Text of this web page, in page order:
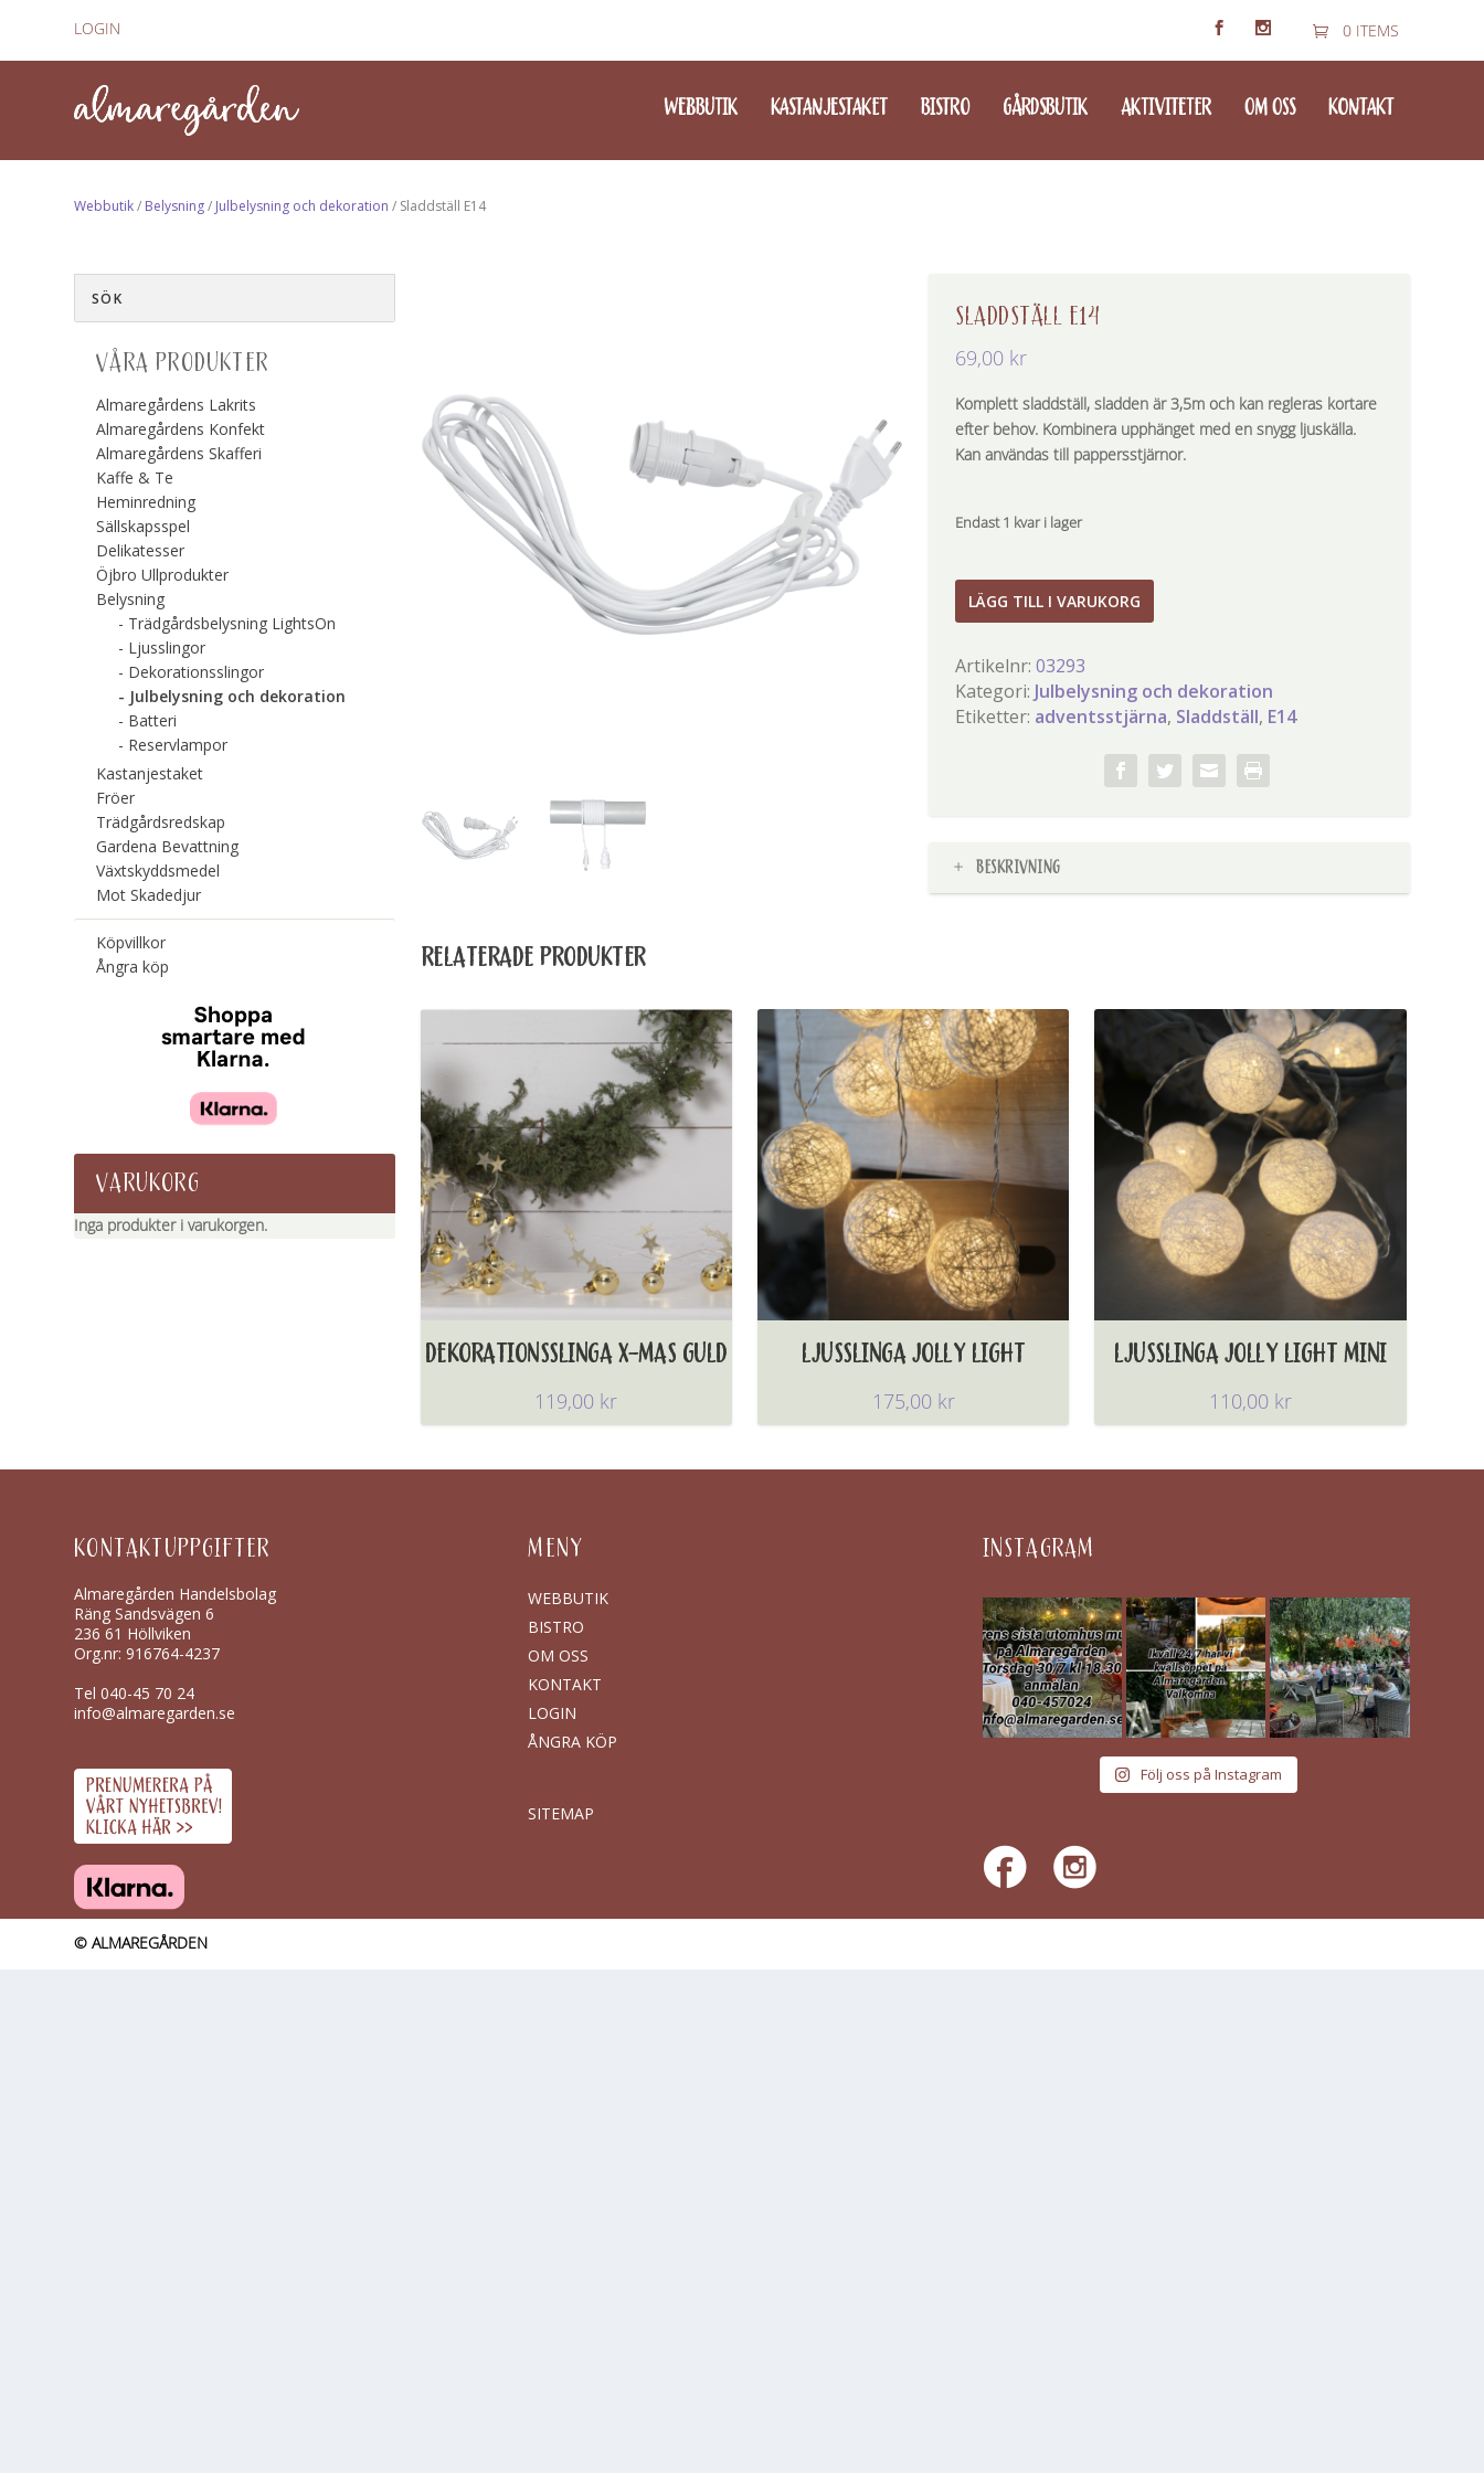
LOGIN 0 ITEMS
WEBBUTIK KASTANJESTAKET BISTRO GÅRDSBUTIK AKTIVITETER OM OSS KONTAKT
Webbutik/ Belysning/ Julbelysning och dekoration / Sladdställ E14
SLADDSTÄLL E14
69,00 kr
Komplett sladdställ, sladden är 3,5m och kan regleras kortare
efter behov. Kombinera upphänget med en snygg ljuskälla.
Kan användas till pappersstjärnor.
Endast 1 kvar i lager
Sladdställ
E14
LÄGG TILL I VARUKORG
Artikelnr:03293
Kategori: Julbelysning och dekoration
Etiketter: adventsstjärna, Sladdställ, E14
BESKRIVNING
RELATERADE PRODUKTER
DEKORATIONSSLINGA X-MAS GULD
119,00 kr
LJUSSLINGA JOLLY LIGHT
175,00 kr
LJUSSLINGA JOLLY LIGHT MINI
110,00 kr
VÅRA PRODUKTER
Almaregårdens Lakrits
Almaregårdens Konfekt
Almaregårdens Skafferi
Kaffe & Te
Heminredning
Sällskapsspel
Delikatesser
Öjbro Ullprodukter
Belysning
Trädgårdsbelysning LightsOn
Ljusslingor
Dekorationsslingor
Julbelysning och dekoration
Batteri
Reservlampor
Kastanjestaket
Fröer
Trädgårdsredskap
Gardena Bevattning
Växtskyddsmedel
Mot Skadedjur
Köpvillkor
Ångra köp
VARUKORG
Inga produkter i varukorgen.
KONTAKTUPPGIFTER
Almaregården Handelsbolag
Räng Sandsvägen 6
236 61 Höllviken
Org.nr: 916764-4237
Tel040-45 70 24
info@almaregarden.se
MENY
WEBBUTIK
BISTRO
OM OSS
KONTAKT
LOGIN
ÅNGRA KÖP
SITEMAP
INSTAGRAM
Följ oss på Instagram
© ALMAREGÅRDEN